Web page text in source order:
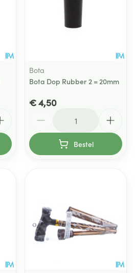
Bota
Bota Dop Rubber 2 = 20mm
€ 4,50
Bestel